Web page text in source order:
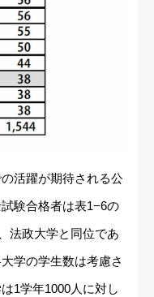
活躍が期待される公
験合格者は表1−6の
法政大学と同位であ
学の学生数は考慮さ
1学年1000人に対し